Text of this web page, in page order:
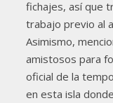
fichajes, así que
trabajo previo al
Asimismo,
amistosos para
oficial de la
en esta isla